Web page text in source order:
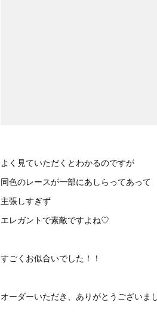
よく見ていただくとわかるのですが
同色のレースが一部にあしらってあって
主張しすぎず
エレガントで素敵ですよね♡
すごくお似合いでした！！
オーダーいただき、ありがとうございまし